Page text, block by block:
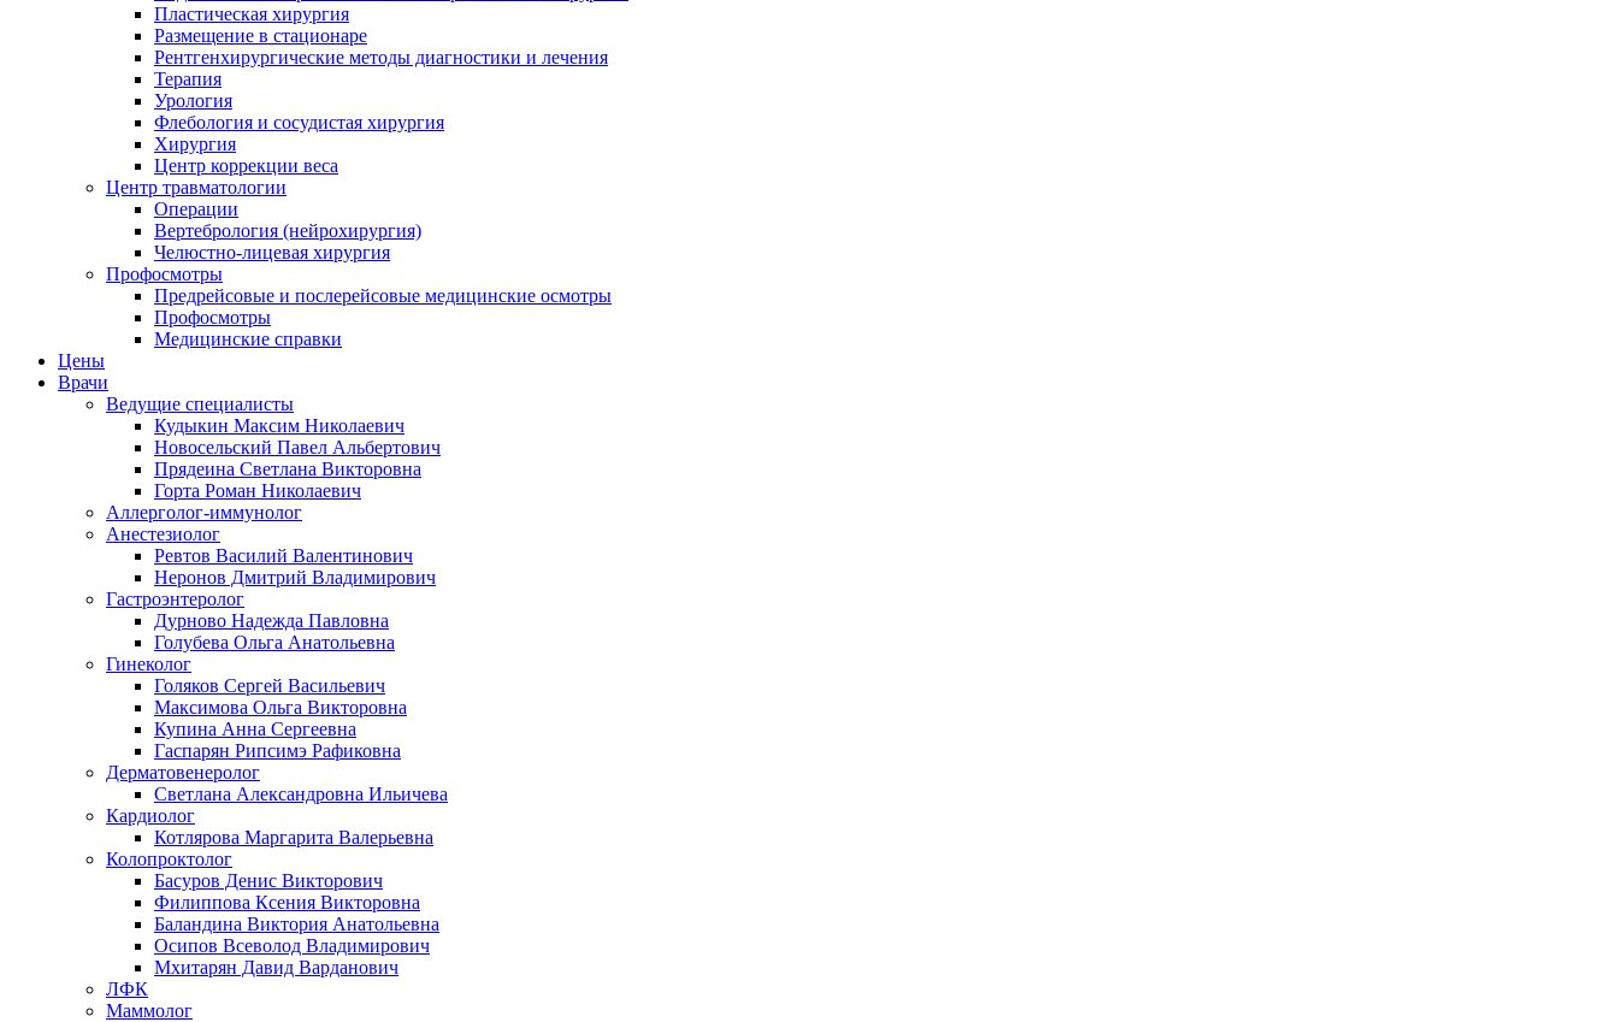
Пластическая хирургия
Размещение в стационаре
Рентгенхирургические методы диагностики и лечения
Терапия
Урология
Флебология и сосудистая хирургия
Хирургия
Центр коррекции веса
Центр травматологии
Операции
Вертебрология (нейрохирургия)
Челюстно-лицевая хирургия
Профосмотры
Предрейсовые и послерейсовые медицинские осмотры
Профосмотры
Медицинские справки
Цены
Врачи
Ведущие специалисты
Кудыкин Максим Николаевич
Новосельский Павел Альбертович
Прядеина Светлана Викторовна
Горта Роман Николаевич
Аллерголог-иммунолог
Анестезиолог
Ревтов Василий Валентинович
Неронов Дмитрий Владимирович
Гастроэнтеролог
Дурново Надежда Павловна
Голубева Ольга Анатольевна
Гинеколог
Голяков Сергей Васильевич
Максимова Ольга Викторовна
Купина Анна Сергеевна
Гаспарян Рипсимэ Рафиковна
Дерматовенеролог
Светлана Александровна Ильичева
Кардиолог
Котлярова Маргарита Валерьевна
Колопроктолог
Басуров Денис Викторович
Филиппова Ксения Викторовна
Баландина Виктория Анатольевна
Осипов Всеволод Владимирович
Мхитарян Давид Варданович
ЛФК
Маммолог